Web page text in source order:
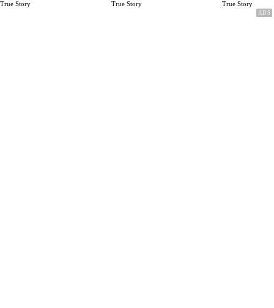
True Story
Rp.15 Juta Perbulan
True Story
Karena Cinta
True Story